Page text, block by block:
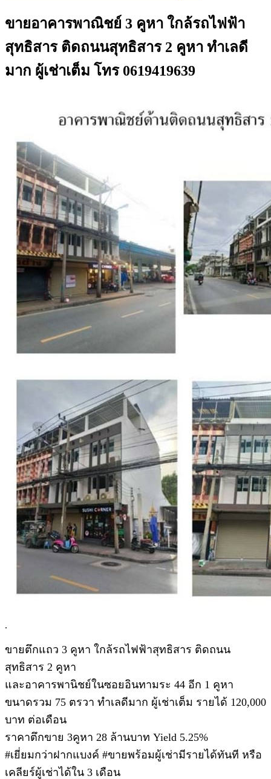
ขายอาคารพาณิชย์ 3 คูหา ใกล้รถไฟฟ้า
สุทธิสาร ติดถนนสุทธิสาร 2 คูหา ทำเลดี
มาก ผู้เช่าเต็ม โทร 0619419639
.
ขายตึกแถว 3 คูหา ใกล้รถไฟฟ้าสุทธิสาร ติดถนน
สุทธิสาร 2 คูหา
และอาคารพานิชย์ในซอยอินทามระ 44 อีก 1 คูหา
ขนาดรวม 75 ตรวา ทำเลดีมาก ผู้เช่าเต็ม รายได้ 120,000
บาท ต่อเดือน
ราคาตึกขาย 3คูหา 28 ล้านบาท Yield 5.25%
#เยี่ยมกว่าฝากแบงค์ #ขายพร้อมผู้เช่ามีรายได้ทันที หรือ
เคลียร์ผู้เช่าได้ใน 3 เดือน